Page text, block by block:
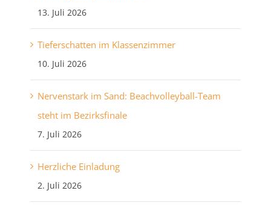
13. Juli 2026
Tieferschatten im Klassenzimmer
10. Juli 2026
Nervenstark im Sand: Beachvolleyball-Team
steht im Bezirksfinale
7. Juli 2026
Herzliche Einladung
2. Juli 2026